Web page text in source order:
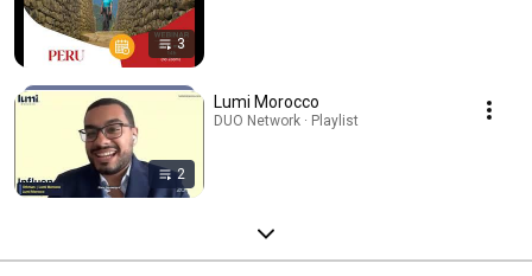
3
2
Lumi Morocco
DUO Network · Playlist